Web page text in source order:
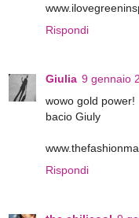
Rispondi
Giulia 9 gennaio
wowo gold power!
bacio Giuly
Rispondi